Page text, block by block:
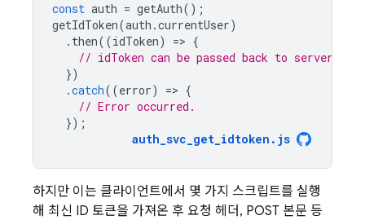
const auth = getAuth();
getIdToken(auth .currentUser)
. then((idToken) => {
// idToken can be passed back to server.
})
.catch((error) => {
// Error occurred.
});
auth_svc_get_idtoken . js
하지만 이는 클라이언트에서 몇 가지 스크립트를 실행
해 최신 ID 토큰을 가져온 후 요청 헤더, POST 본문 등